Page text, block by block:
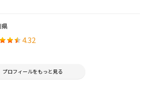
県
4.32
プロフィールをもっと見る